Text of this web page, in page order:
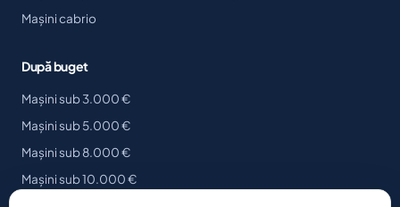
Mașini cabrio
După buget
Mașini sub 3.000 €
Mașini sub 5.000 €
Mașini sub 8.000 €
Mașini sub 10.000 €